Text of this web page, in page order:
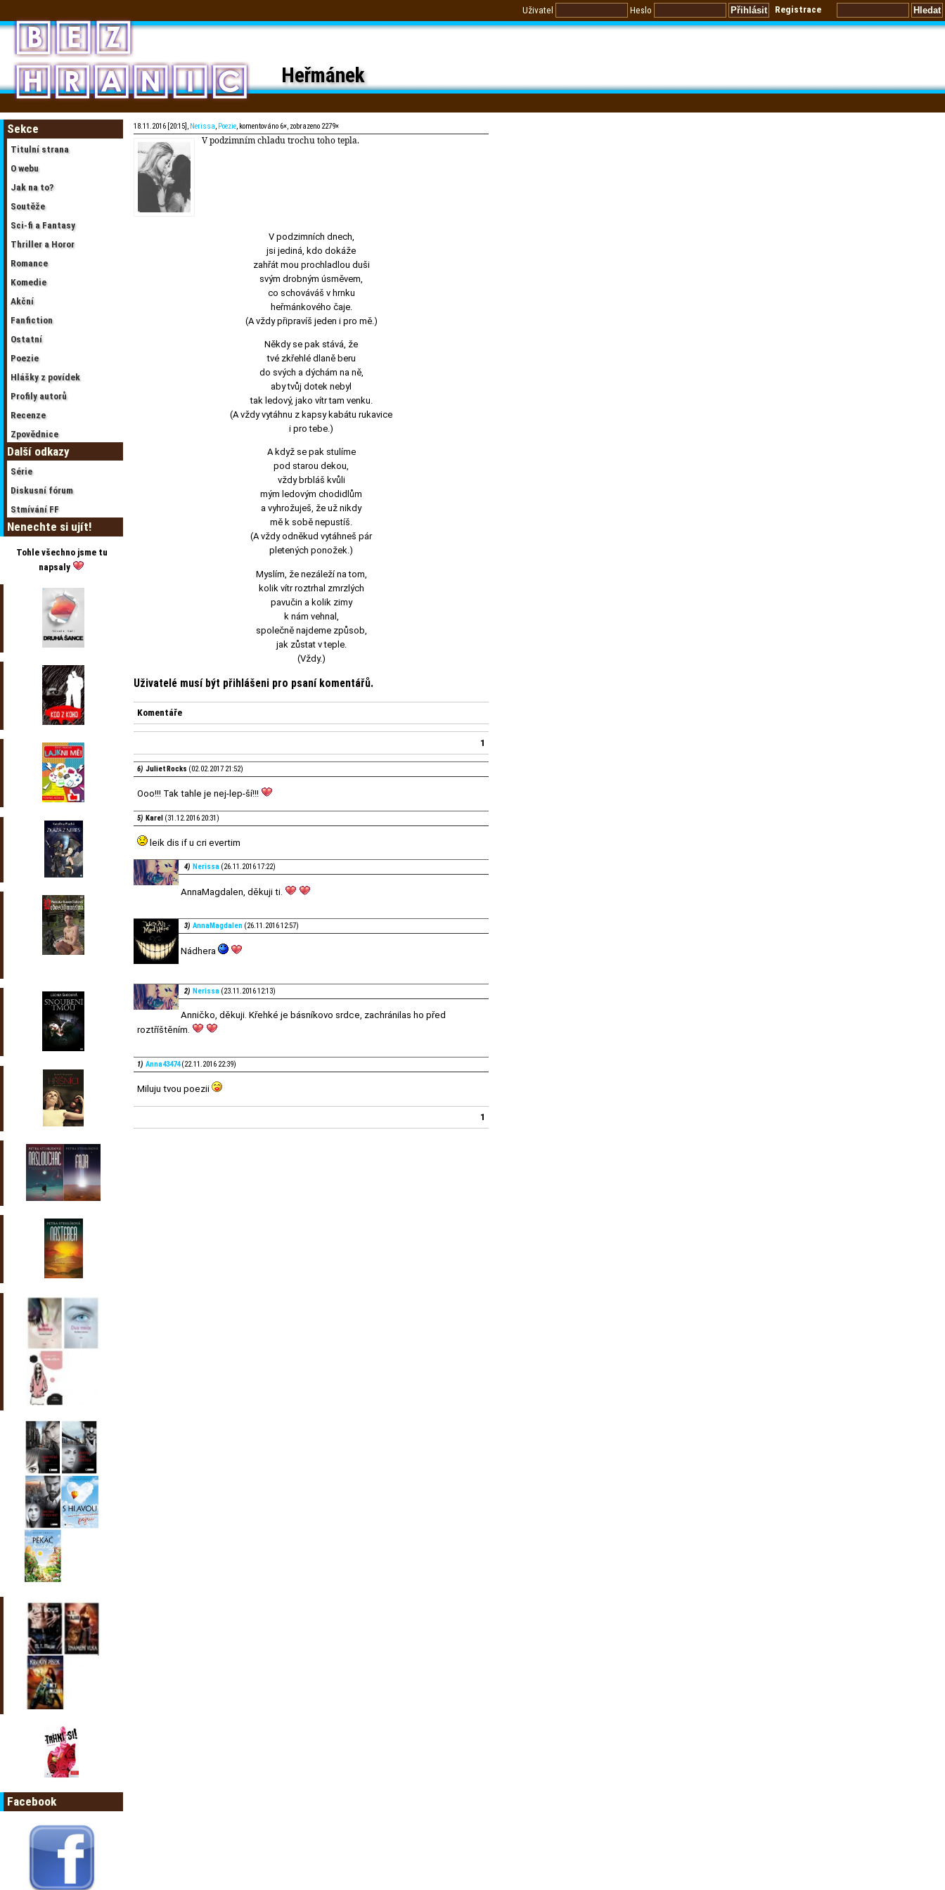
Uživatel Heslo Registrace
Heřmánek
Sekce
Titulní strana
O webu
Jak na to?
Soutěže
Sci-fi a Fantasy
Thriller a Horor
Romance
Komedie
Akční
Fanfiction
Ostatní
Poezie
Hlášky z povídek
Profily autorů
Recenze
Zpovědnice
Další odkazy
Série
Diskusní fórum
Stmívání FF
Nenechte si ujít!
Tohle všechno jsme tu
napsaly
Facebook
18.11.2016 [20:15], Nerissa, Poezie, komentováno 6×, zobrazeno 2279×
V podzimním chladu trochu toho tepla.
V podzimních dnech,
jsi jediná, kdo dokáže
zahřát mou prochladlou duši
svým drobným úsměvem,
co schováváš v hrnku
heřmánkového čaje.
(A vždy připravíš jeden i pro mě.)
Někdy se pak stává, že
tvé zkřehlé dlaně beru
do svých a dýchám na ně,
aby tvůj dotek nebyl
tak ledový, jako vítr tam venku.
(A vždy vytáhnu z kapsy kabátu rukavice
i pro tebe.)
A když se pak stulíme
pod starou dekou,
vždy brbláš kvůli
mým ledovým chodidlům
a vyhrožuješ, že už nikdy
mě k sobě nepustíš.
(A vždy odněkud vytáhneš pár
pletených ponožek.)
Myslím, že nezáleží na tom,
kolik vítr roztrhal zmrzlých
pavučin a kolik zimy
k nám vehnal,
společně najdeme způsob,
jak zůstat v teple.
(Vždy.)
Uživatelé musí být přihlášeni pro psaní komentářů.
Komentáře
1
6) Juliet Rocks (02.02.2017 21:52)
Ooo!!! Tak tahle je nej-lep-ší!!!
5) Karel (31.12.2016 20:31)
leik dis if u cri evertim
4) Nerissa (26.11.2016 17:22)
AnnaMagdalen, děkuji ti.
3) AnnaMagdalen (26.11.2016 12:57)
Nádhera
2) Nerissa (23.11.2016 12:13)
Anničko, děkuji. Křehké je básníkovo srdce, zachránilas ho před
roztříštěním.
1) Anna43474(22.11.2016 22:39)
Miluju tvou poezii
1